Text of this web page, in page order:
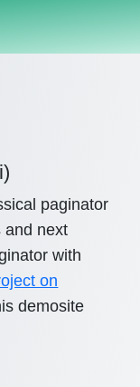
paginator
and next
with
on
demosite